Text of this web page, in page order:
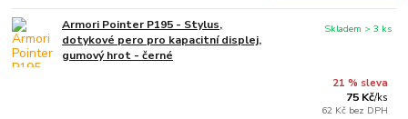
Armori Pointer P195 - Stylus,
dotykové pero pro kapacitní displej,
gumový hrot - černé
21 % sleva
75 Kč/ks
62 Kč bez DPH
Skladem > 3 ks